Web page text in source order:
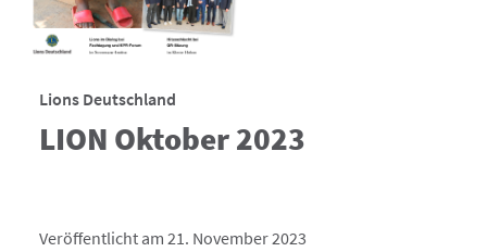
Lions Deutschland
LION Oktober 2023
Veröffentlicht am 21. November 2023